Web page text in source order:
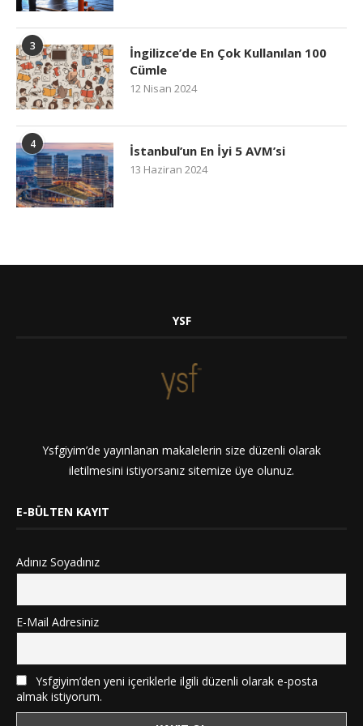
3
İngilizce’de En Çok Kullanılan 100
Cümle
12 Nisan 2024
4 İstanbul’un En İyi 5 AVM’si
13 Haziran 2024
YSF
Ysfgiyim’de yayınlanan makalelerin size düzenli olarak
iletilmesini istiyorsanız sitemize üye olunuz.
E-BÜLTEN KAYIT
Adınız Soyadınız
E-Mail Adresiniz
Ysfgiyim’den yeni içeriklerle ilgili düzenli olarak e-posta
almak istiyorum.